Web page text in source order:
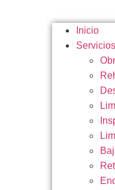
Inicio
Servicios